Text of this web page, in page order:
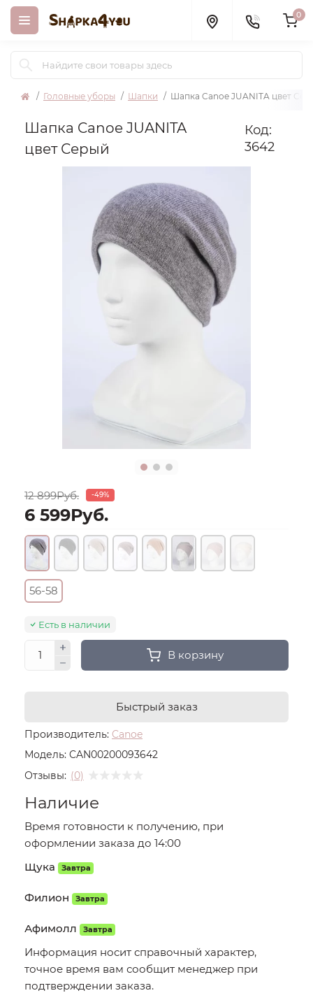
0
Головные уборы Шапки Шапка Canoe JUANITA цвет
Шапка Canoe JUANITA
цвет Серый
Код:
3642
Производитель: Canoe
Модель: CAN00200093642
Отзывы: (0)
12 899Руб. -49%
6 599Руб.
56-58
Есть в наличии
В корзину
Быстрый заказ
Наличие
Время готовности к получению, при
оформлении заказа до 14:00
Щука
Завтра
Филион Завтра
Афимолл Завтра
Информация носит справочный характер,
точное время вам сообщит менеджер при
подтверждении заказа.